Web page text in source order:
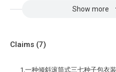
Show more
Claims (7)
1.一种倾斜滚筒式三七种子包衣